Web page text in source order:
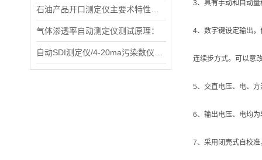
气体渗透率自动测定仪测试原理：
3、具有手动和自动
4、数字键设定输出
连续步方式。可以意
5、交直电压、电、
6、输出电压、电均
7、采用闭壳式自校